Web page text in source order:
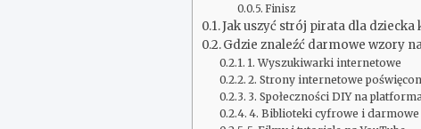
Finisz
Jak uszyć strój pirata dla dziecka
Gdzie znaleźć darmowe wzory
1. Wyszukiwarki internetowe
2. Strony internetowe
3. Społeczności DIY na
4. Biblioteki cyfrowe i